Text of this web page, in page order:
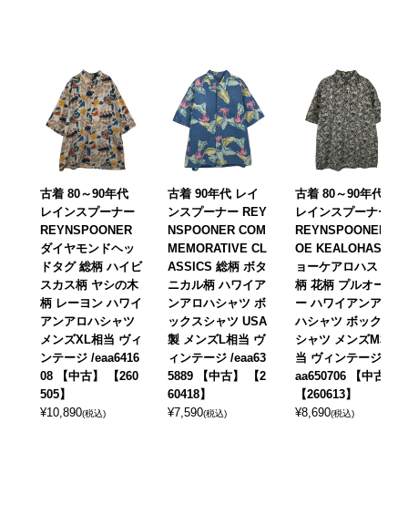
古着 80～90年代
レインスプーナー
REYNSPOONER
ダイヤモンドヘッ
ドタグ 総柄 ハイビ
スカス柄 ヤシの木
柄 レーヨン ハワイ
アンアロハシャツ
メンズXL相当 ヴィ
ンテージ /eaa6416
08 【中古】 【260
505】
¥10,890(税込)
古着 90年代 レイ
ンスプーナー REY
NSPOONER COM
MEMORATIVE CL
ASSICS 総柄 ボタ
ニカル柄 ハワイア
ンアロハシャツ ボ
ックスシャツ USA
製 メンズL相当 ヴ
ィンテージ /eaa63
5889 【中古】 【2
60418】
¥7,590(税込)
古着 80～90年代
レインスプーナー
REYNSPOONER J
OE KEALOHAS ジ
ョーケアロハス 総
柄 花柄 プルオーバ
ー ハワイアンアロ
ハシャツ ボックス
シャツ メンズM相
当 ヴィンテージ /e
aa650706 【中古】
【260613】
¥8,690(税込)